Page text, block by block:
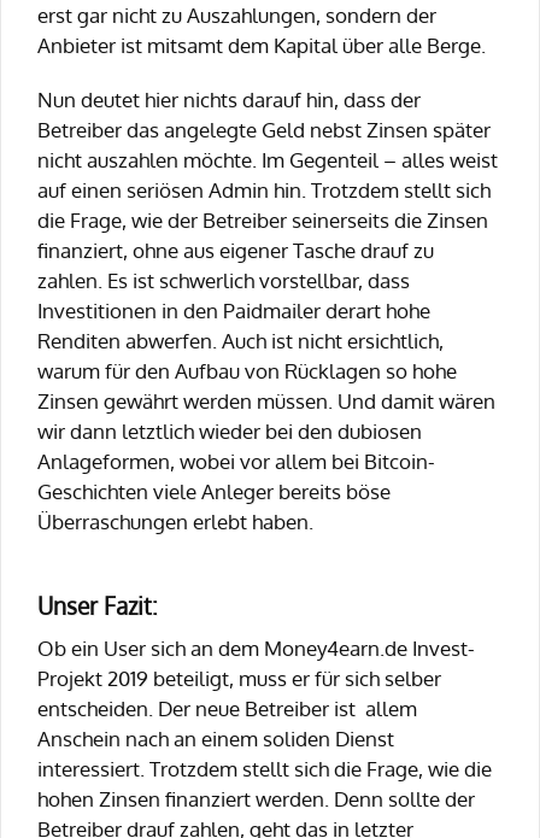
erst gar nicht zu Auszahlungen, sondern der
Anbieter ist mitsamt dem Kapital über alle Berge.
Nun deutet hier nichts darauf hin, dass der
Betreiber das angelegte Geld nebst Zinsen später
nicht auszahlen möchte. Im Gegenteil – alles weist
auf einen seriösen Admin hin. Trotzdem stellt sich
die Frage, wie der Betreiber seinerseits die Zinsen
finanziert, ohne aus eigener Tasche drauf zu
zahlen. Es ist schwerlich vorstellbar, dass
Investitionen in den Paidmailer derart hohe
Renditen abwerfen. Auch ist nicht ersichtlich,
warum für den Aufbau von Rücklagen so hohe
Zinsen gewährt werden müssen. Und damit wären
wir dann letztlich wieder bei den dubiosen
Anlageformen, wobei vor allem bei Bitcoin-
Geschichten viele Anleger bereits böse
Überraschungen erlebt haben.
Unser Fazit:
Ob ein User sich an dem Money4earn.de Invest-
Projekt 2019 beteiligt, muss er für sich selber
entscheiden. Der neue Betreiber ist allem
Anschein nach an einem soliden Dienst
interessiert. Trotzdem stellt sich die Frage, wie die
hohen Zinsen finanziert werden. Denn sollte der
Betreiber drauf zahlen, geht das in letzter